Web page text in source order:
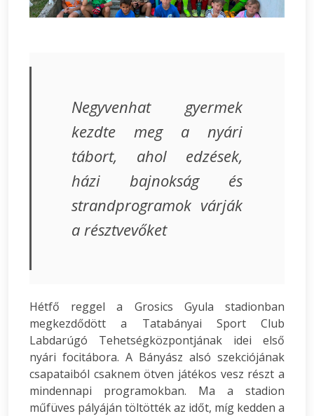
Negyvenhat gyermek
kezdte meg a nyári
tábort, ahol edzések,
házi bajnokság és
strandprogramok várják
a résztvevőket
Hétfő reggel a Grosics Gyula stadionban
megkezdődött a Tatabányai Sport Club
Labdarúgó Tehetségközpontjának idei első
nyári focitábora. A Bányász alsó szekciójának
csapataiból csaknem ötven játékos vesz részt a
mindennapi programokban. Ma a stadion
műfüves pályáján töltötték az időt, míg kedden a